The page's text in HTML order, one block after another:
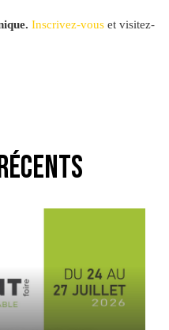
Inscrivez-vous et visitez-